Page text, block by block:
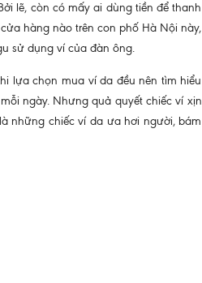
lẽ, còn có mấy ai dùng tiền để thanh
hàng nào trên con phố Hà Nội này,
sử dụng ví của đàn ông.
lựa chọn mua ví da đều nên tìm hiểu
ngày. Nhưng quả quyết chiếc ví xịn
những chiếc ví da ưa hơi người, bám